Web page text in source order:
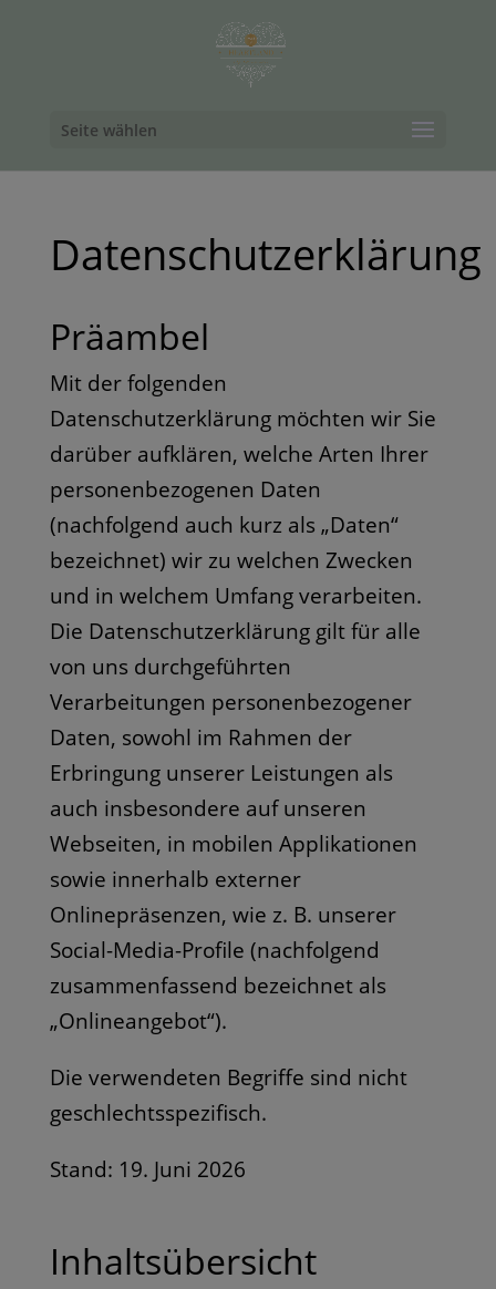
Seite wählen
Datenschutzerklärung
Präambel
Mit der folgenden
Datenschutzerklärung möchten wir Sie
darüber aufklären, welche Arten Ihrer
personenbezogenen Daten
(nachfolgend auch kurz als „Daten“
bezeichnet) wir zu welchen Zwecken
und in welchem Umfang verarbeiten.
Die Datenschutzerklärung gilt für alle
von uns durchgeführten
Verarbeitungen personenbezogener
Daten, sowohl im Rahmen der
Erbringung unserer Leistungen als
auch insbesondere auf unseren
Webseiten, in mobilen Applikationen
sowie innerhalb externer
Onlinepräsenzen, wie z. B. unserer
Social-Media-Profile (nachfolgend
zusammenfassend bezeichnet als
„Onlineangebot“).
Die verwendeten Begriffe sind nicht
geschlechtsspezifisch.
Stand: 19. Juni 2026
Inhaltsübersicht